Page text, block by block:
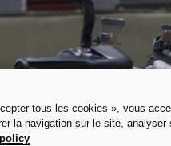
tous les cookies », vous
la navigation sur le site,